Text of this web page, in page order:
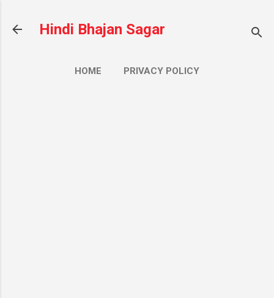
Hindi Bhajan Sagar
HOME PRIVACY POLICY